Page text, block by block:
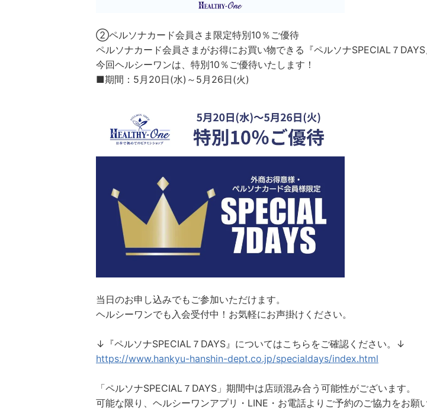
②ペルソナカード会員さま限定特別10％ご優待
ペルソナカード会員さまがお得にお買い物できる『ペルソナSPECIAL７DAYS
今回ヘルシーワンは、特別10％ご優待いたします！
■期間：5月20日(水)～5月26日(火)
当日のお申し込みでもご参加いただけます。
ヘルシーワンでも入会受付中！お気軽にお声掛けください。
↓『ペルソナSPECIAL７DAYS』についてはこちらをご確認ください。↓
https://www.hankyu-hanshin-dept.co.jp/specialdays/index.html
「ペルソナSPECIAL７DAYS」期間中は店頭混み合う可能性がございます。
可能な限り、ヘルシーワンアプリ・LINE・お電話よりご予約のご協力をお願